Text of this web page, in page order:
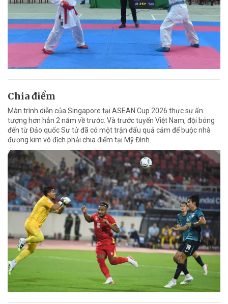
Chia điểm
Màn trình diễn của Singapore tại ASEAN Cup 2026 thực sự ấn
tượng hơn hẳn 2 năm về trước. Và trước tuyển Việt Nam, đội bóng
đến từ Đảo quốc Sư tử đã có một trận đấu quả cảm để buộc nhà
đương kim vô địch phải chia điểm tại Mỹ Đình.